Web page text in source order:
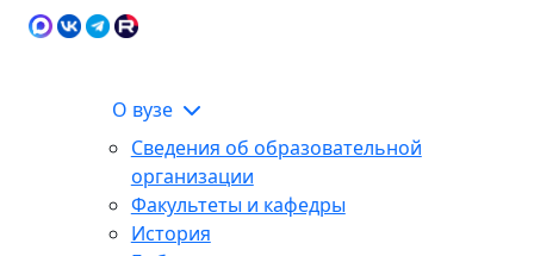
О вузе
Сведения об образовательной
организации
Факультеты и кафедры
История